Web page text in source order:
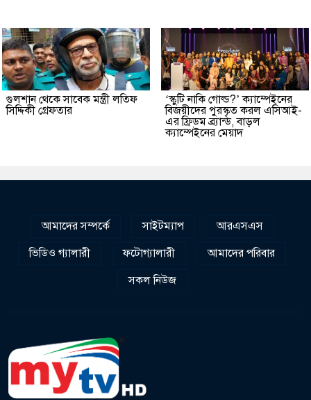
গুলশান থেকে সাবেক মন্ত্রী লতিফ
সিদ্দিকী গ্রেফতার
‘স্কুটি নাকি গোল্ড?’ ক্যাম্পেইনের
বিজয়ীদের পুরস্কৃত করল এসিআই-
এর ফ্রিডম ব্র্যান্ড, বাড়ল
ক্যাম্পেইনের মেয়াদ
আমাদের সম্পর্কে সাইটম্যাপ
আরএসএস
ভিডিও গ্যালারী
ফটোগ্যালারী
আমাদের পরিবার
সকল নিউজ